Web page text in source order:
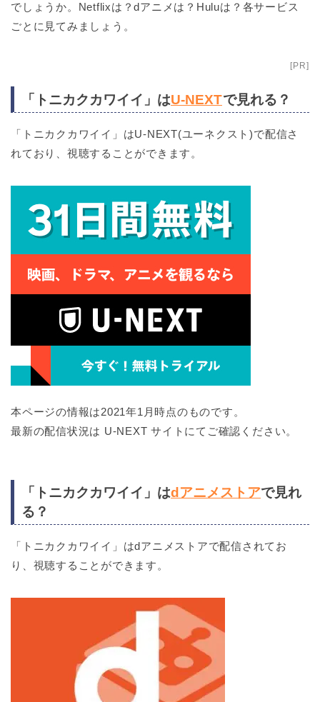
でしょうか。Netflixは？dアニメは？Huluは？各サービス
ごとに見てみましょう。
[PR]
「トニカクカワイイ」はU-NEXTで見れる？
「トニカクカワイイ」はU-NEXT(ユーネクスト)で配信さ
れており、視聴することができます。
本ページの情報は2021年1月時点のものです。
最新の配信状況は U-NEXT サイトにてご確認ください。
「トニカクカワイイ」はdアニメストアで見れ
る？
「トニカクカワイイ」はdアニメストアで配信されてお
り、視聴することができます。